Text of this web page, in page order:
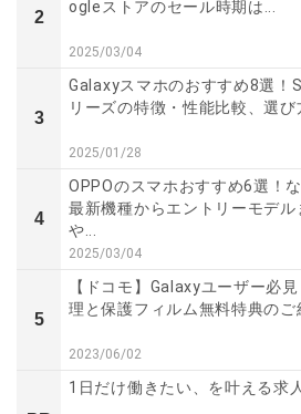
2
ogleストアのセール時期は...
2025/03/04
3
Galaxyスマホのおすすめ8選！
リーズの特徴・性能比較、選び
2025/01/28
4
OPPOのスマホおすすめ6選！
最新機種からエントリーモデル
や...
2025/03/04
5
【ドコモ】Galaxyユーザー必
理と保護フィルム無料特典のご
2023/06/02
1日だけ働きたい、を叶える求